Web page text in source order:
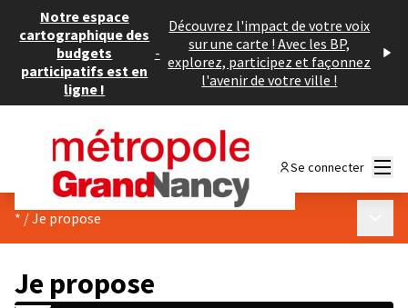
Notre espace
cartographique des
budgets
participatifs est en
ligne !
-
Découvrez l'impact de votre voix
sur une carte ! Avec les BP,
explorez, participez et façonnez
l'avenir de votre ville !
Se connecter
* /Je propose
Je propose